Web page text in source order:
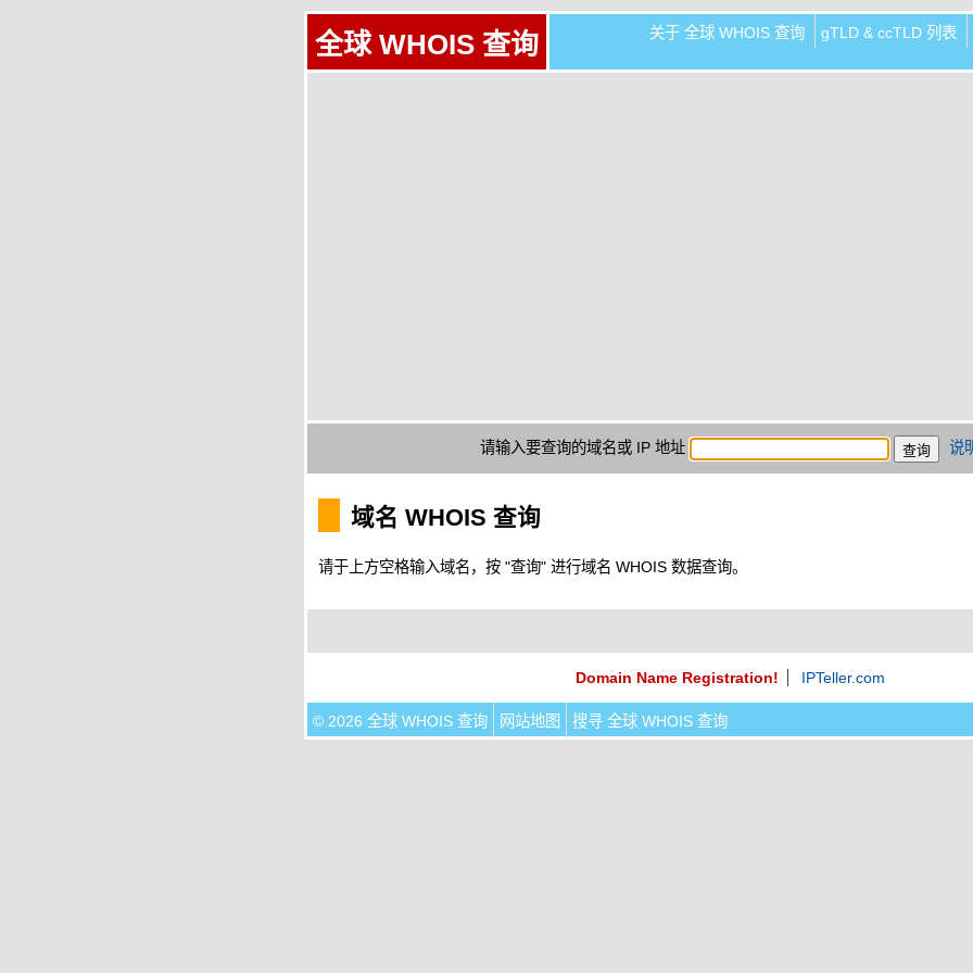
全球 WHOIS 查询 关于 全球 WHOIS 查询 gTLD & ccTLD 列表
请输入要查询的域名或 IP 地址 说
域名 WHOIS 查询
请于上方空格输入域名，按 "查询" 进行域名 WHOIS 数据查询。
Domain Name Registration! IPTeller.com
© 2026 全球 WHOIS 查询 网站地图 搜寻 全球 WHOIS 查询